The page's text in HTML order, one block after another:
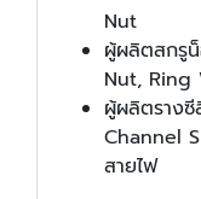
Nut
ผู้ผลิตสกรู
Nut, Ring
ผู้ผลิตราง
Channel
สายไฟ